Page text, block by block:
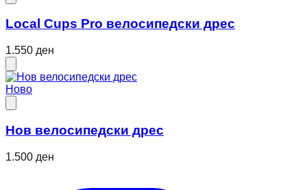
Local Cups Pro велосипедски дрес
1.550 ден
Ново
Нов велосипедски дрес
1.500 ден